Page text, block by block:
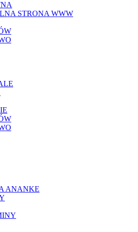
STRONA WWW
ANANKE